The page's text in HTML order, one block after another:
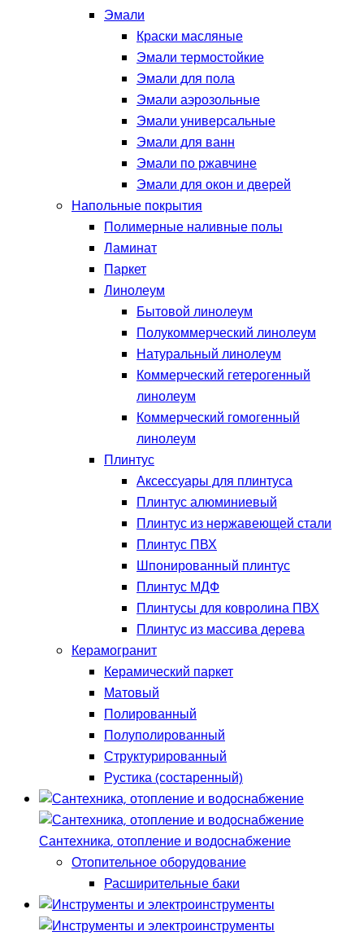
Эмали
Краски масляные
Эмали термостойкие
Эмали для пола
Эмали аэрозольные
Эмали универсальные
Эмали для ванн
Эмали по ржавчине
Эмали для окон и дверей
Напольные покрытия
Полимерные наливные полы
Ламинат
Паркет
Линолеум
Бытовой линолеум
Полукоммерческий линолеум
Натуральный линолеум
Коммерческий гетерогенный
линолеум
Коммерческий гомогенный
линолеум
Плинтус
Аксессуары для плинтуса
Плинтус алюминиевый
Плинтус из нержавеющей стали
Плинтус ПВХ
Шпонированный плинтус
Плинтус МДФ
Плинтусы для ковролина ПВХ
Плинтус из массива дерева
Керамогранит
Керамический паркет
Матовый
Полированный
Полуполированный
Структурированный
Рустика (состаренный)
Сантехника, отопление и водоснабжение
Отопительное оборудование
Расширительные баки